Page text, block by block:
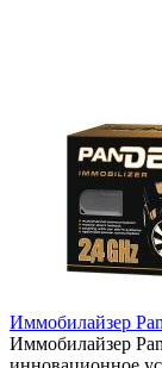
Иммобилайзер
Иммобилайзер